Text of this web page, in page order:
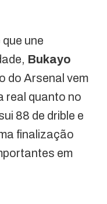
une
Bukayo
do Arsenal vem
real quanto no
88 de drible e
finalização
em